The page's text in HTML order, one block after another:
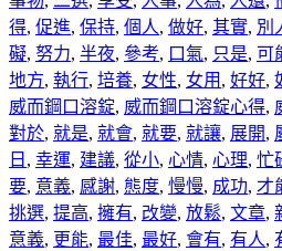
得, 促進, 保持, 個人, 做好, 其實, 別
礙, 努力, 半夜, 參考, 口氣, 只是, 可
地方, 執行, 培養, 女性, 女用 , 好好,
威而鋼口溶錠, 威而鋼口溶錠心得,
對於, 就是, 就會, 就要, 就讓, 展開,
日 , 幸運, 建議, 從小, 心情, 心理, 忙
要, 意義, 感謝, 態度, 慢慢, 成功, 才
挑選, 提高, 擁有, 改變, 放鬆, 文章,
意義, 更能, 最佳, 最好, 會有, 有人,